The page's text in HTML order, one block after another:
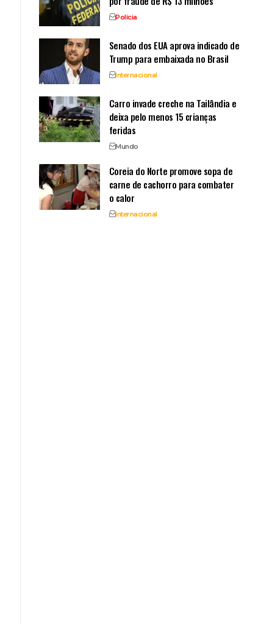
Polícia
Senado dos EUA aprova indicado de
Trump para embaixada no Brasil
Internacional
Carro invade creche na Tailândia e
deixa pelo menos 15 crianças
feridas
Mundo
Coreia do Norte promove sopa de
carne de cachorro para combater
o calor
Internacional